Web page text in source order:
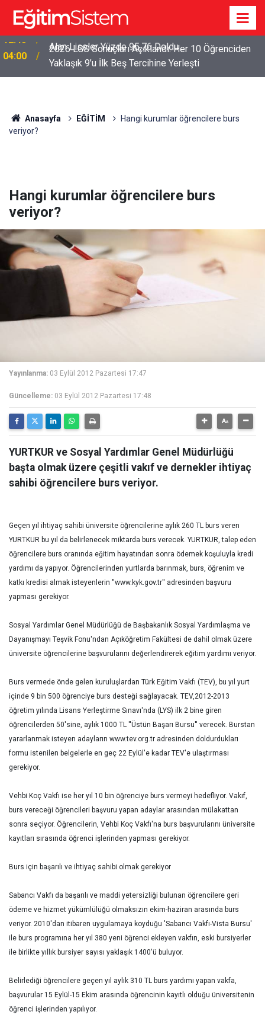
04:00
2026 LGS Sonuçları Açıklandı: Her 10 Öğrenciden
Yaklaşık 9’u İlk Beş Tercihine Yerleşti
Anasayfa EĞİTİM
Hangi kurumlar öğrencilere burs
veriyor?
Hangi kurumlar öğrencilere burs
veriyor?
Yayınlanma: 03 Eylül 2012 Pazartesi 17:47
Güncelleme: 03 Eylül 2012 Pazartesi 17:48
YURTKUR ve Sosyal Yardımlar Genel Müdürlüğü
başta olmak üzere çeşitli vakıf ve dernekler ihtiyaç
sahibi öğrencilere burs veriyor.
Geçen yıl ihtiyaç sahibi üniversite öğrencilerine aylık 260 TL burs veren
YURTKUR bu yıl da belirlenecek miktarda burs verecek. YURTKUR, talep eden
öğrencilere burs oranında eğitim hayatından sonra ödemek koşuluyla kredi
yardımı da yapıyor. Öğrencilerinden yurtlarda barınmak, burs, öğrenim ve
katkı kredisi almak isteyenlerin ''www.kyk.gov.tr'' adresinden başvuru
yapması gerekiyor.
Sosyal Yardımlar Genel Müdürlüğü de Başbakanlık Sosyal Yardımlaşma ve
Dayanışmayı Teşvik Fonu'ndan Açıköğretim Fakültesi de dahil olmak üzere
üniversite öğrencilerine başvurularını değerlendirerek eğitim yardımı veriyor.
Burs vermede önde gelen kuruluşlardan Türk Eğitim Vakfı (TEV), bu yıl yurt
içinde 9 bin 500 öğrenciye burs desteği sağlayacak. TEV,2012-2013
öğretim yılında Lisans Yerleştirme Sınavı'nda (LYS) ilk 2 bine giren
öğrencilerden 50'sine, aylık 1000 TL ''Üstün Başarı Bursu'' verecek. Burstan
yararlanmak isteyen adayların www.tev.org.tr adresinden doldurdukları
formu istenilen belgelerle en geç 22 Eylül'e kadar TEV'e ulaştırması
gerekiyor.
Vehbi Koç Vakfı ise her yıl 10 bin öğrenciye burs vermeyi hedefliyor. Vakıf,
burs vereceği öğrencileri başvuru yapan adaylar arasından mülakattan
sonra seçiyor. Öğrencilerin, Vehbi Koç Vakfı'na burs başvurularını üniversite
kayıtları sırasında öğrenci işlerinden yapması gerekiyor.
Burs için başarılı ve ihtiyaç sahibi olmak gerekiyor
Sabancı Vakfı da başarılı ve maddi yetersizliği bulunan öğrencilere geri
ödeme ve hizmet yükümlülüğü olmaksızın ekim-haziran arasında burs
veriyor. 2010'dan itibaren uygulamaya koyduğu 'Sabancı Vakfı-Vista Bursu'
ile burs programına her yıl 380 yeni öğrenci ekleyen vakfın, eski bursiyerler
ile birlikte yıllık bursiyer sayısı yaklaşık 1400'ü buluyor.
Belirlediği öğrencilere geçen yıl aylık 310 TL burs yardımı yapan vakfa,
başvurular 15 Eylül-15 Ekim arasında öğrencinin kayıtlı olduğu üniversitenin
öğrenci işlerinden yapılıyor.